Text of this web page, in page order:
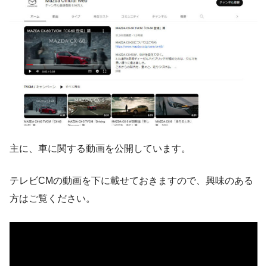
主に、車に関する動画を公開しています。
テレビCMの動画を下に載せておきますので、興味のある
方はご覧ください。